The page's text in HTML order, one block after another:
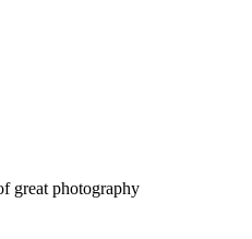
great photography